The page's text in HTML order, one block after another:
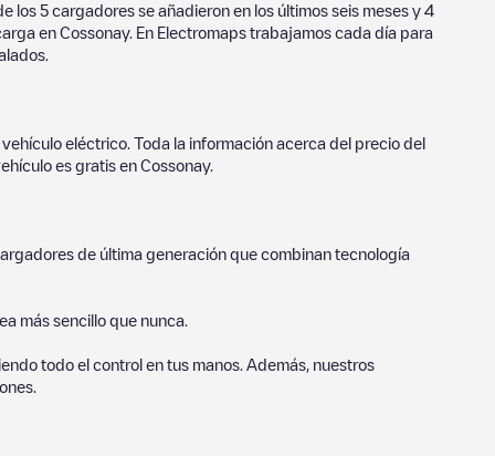
los 5 cargadores se añadieron en los últimos seis meses y 4
en Cossonay. En Electromaps trabajamos cada día para
eléctrico. Toda la información acerca del precio del
es gratis en Cossonay.
de última generación que combinan tecnología
más sencillo que nunca.
todo el control en tus manos. Además, nuestros